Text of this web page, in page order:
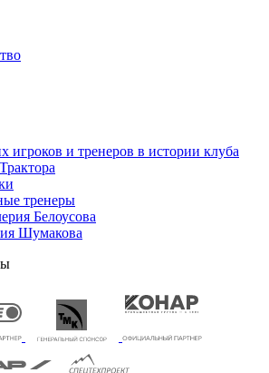
игроков и тренеров в истории клуба
тренеры
Белоусова
Шумакова